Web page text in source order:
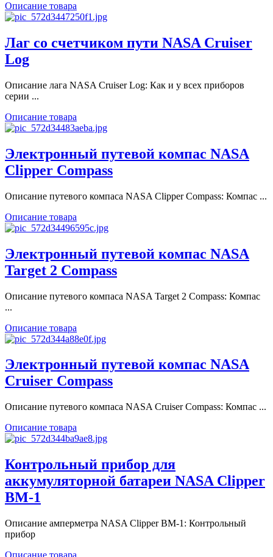
Описание товара
Лаг со счетчиком пути NASA Cruiser
Log
Описание лага NASA Cruiser Log: Как и у всех приборов
серии ...
Описание товара
Электронный путевой компас NASA
Clipper Compass
Описание путевого компаса NASA Clipper Compass: Компас ...
Описание товара
Электронный путевой компас NASA
Target 2 Compass
Описание путевого компаса NASA Target 2 Compass: Компас
...
Описание товара
Электронный путевой компас NASA
Cruiser Compass
Описание путевого компаса NASA Cruiser Compass: Компас ...
Описание товара
Контрольный прибор для
аккумуляторной батареи NASA Clipper
BM-1
Описание амперметра NASA Clipper BM-1: Контрольный
прибор